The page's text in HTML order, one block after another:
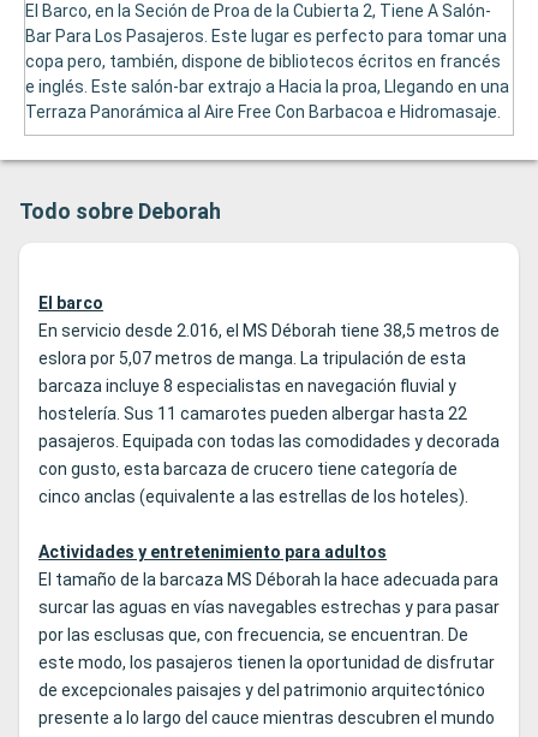
El Barco, en la Seción de Proa de la Cubierta 2, Tiene A Salón-
Bar Para Los Pasajeros. Este lugar es perfecto para tomar una
copa pero, también, dispone de bibliotecos écritos en francés
e inglés. Este salón-bar extrajo a Hacia la proa, Llegando en una
Terraza Panorámica al Aire Free Con Barbacoa e Hidromasaje.
Todo sobre Deborah
El barco
En servicio desde 2.016, el MS Déborah tiene 38,5 metros de
eslora por 5,07 metros de manga. La tripulación de esta
barcaza incluye 8 especialistas en navegación fluvial y
hostelería. Sus 11 camarotes pueden albergar hasta 22
pasajeros. Equipada con todas las comodidades y decorada
con gusto, esta barcaza de crucero tiene categoría de
cinco anclas (equivalente a las estrellas de los hoteles).
Actividades y entretenimiento para adultos
El tamaño de la barcaza MS Déborah la hace adecuada para
surcar las aguas en vías navegables estrechas y para pasar
por las esclusas que, con frecuencia, se encuentran. De
este modo, los pasajeros tienen la oportunidad de disfrutar
de excepcionales paisajes y del patrimonio arquitectónico
presente a lo largo del cauce mientras descubren el mundo